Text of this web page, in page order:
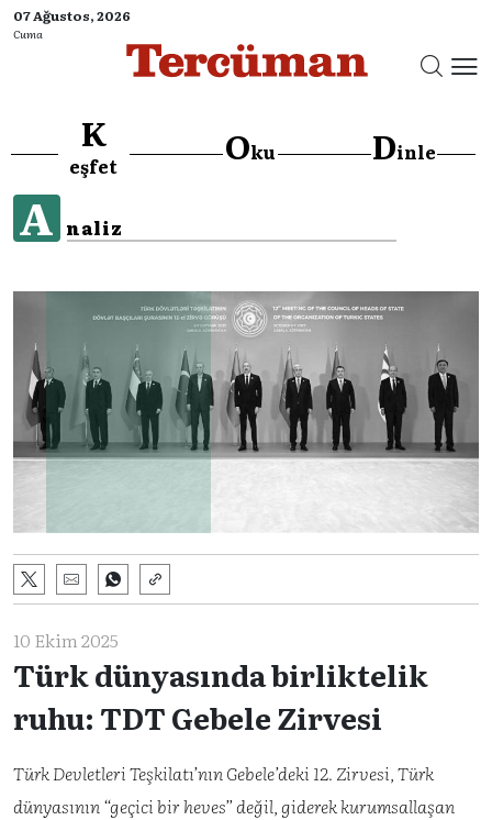
07 Ağustos, 2026
Cuma
K
eşfet Oku Dinle
A naliz
10 Ekim 2025
Türk dünyasında birliktelik
ruhu: TDT Gebele Zirvesi
Türk Devletleri Teşkilatı’nın Gebele’deki 12. Zirvesi, Türk
dünyasının “geçici bir heves” değil, giderek kurumsallaşan